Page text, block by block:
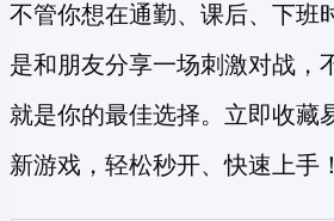
不管你想在通勤、课后、下班
是和朋友分享一场刺激对战，
就是你的最佳选择。立即收藏
新游戏，轻松秒开、快速上手！